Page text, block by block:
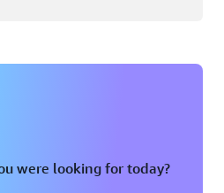
were looking for today?